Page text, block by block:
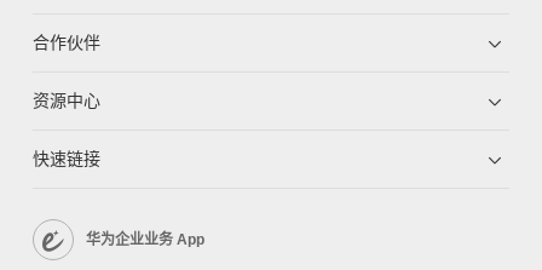
合作伙伴
资源中心
快速链接
华为企业业务 App